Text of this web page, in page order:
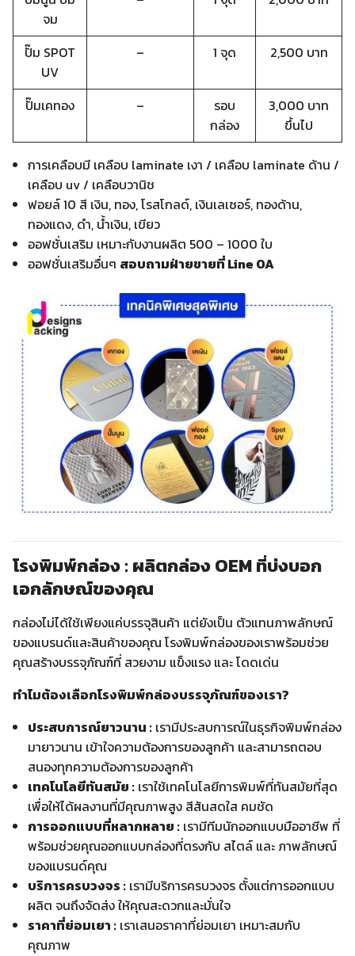
จม
ปั๊ม SPOT
UV
– 1 จุด 2,500 บาท
ปั๊มเคทอง –
รอบ
กล่อง
3,000 บาท
ขึ้นไป
การเคลือบมี เคลือบ laminate เงา / เคลือบ laminate ด้าน /
เคลือบ uv / เคลือบวานิช
ฟอยล์ 10 สี เงิน, ทอง, โรสโกลด์, เงินเลเซอร์, ทองด้าน,
ทองแดง, ดำ, น้ำเงิน, เขียว
ออฟชั่นเสริม เหมาะกับงานผลิต 500 – 1000 ใบ
ออฟชั่นเสริมอื่นๆ สอบถามฝ่ายขายที่ Line OA
โรงพิมพ์กล่อง : ผลิตกล่อง OEM ที่บ่งบอก
เอกลักษณ์ของคุณ
กล่องไม่ได้ใช้เพียงแค่บรรจุสินค้า แต่ยังเป็น ตัวแทนภาพลักษณ์
ของแบรนด์และสินค้าของคุณ โรงพิมพ์กล่องของเราพร้อมช่วย
คุณสร้างบรรจุภัณฑ์ที่ สวยงาม แข็งแรง และ โดดเด่น
ทำไมต้องเลือกโรงพิมพ์กล่องบรรจุภัณฑ์ของเรา?
ประสบการณ์ยาวนาน : เรามีประสบการณ์ในธุรกิจพิมพ์กล่อง
มายาวนาน เข้าใจความต้องการของลูกค้า และสามารถตอบ
สนองทุกความต้องการของลูกค้า
เทคโนโลยีทันสมัย : เราใช้เทคโนโลยีการพิมพ์ที่ทันสมัยที่สุด
เพื่อให้ได้ผลงานที่มีคุณภาพสูง สีสันสดใส คมชัด
การออกแบบที่หลากหลาย : เรามีทีมนักออกแบบมืออาชีพ ที่
พร้อมช่วยคุณออกแบบกล่องที่ตรงกับ สไตล์ และ ภาพลักษณ์
ของแบรนด์คุณ
บริการครบวงจร : เรามีบริการครบวงจร ตั้งแต่การออกแบบ
ผลิต จนถึงจัดส่ง ให้คุณสะดวกและมั่นใจ
ราคาที่ย่อมเยา : เราเสนอราคาที่ย่อมเยา เหมาะสมกับ
คุณภาพ